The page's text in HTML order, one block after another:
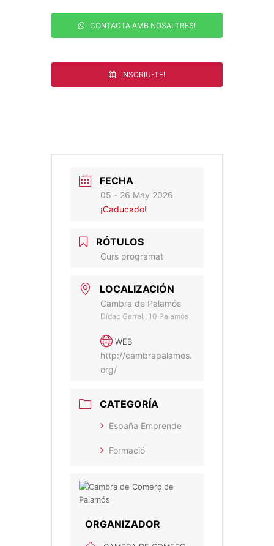
CONTACTA AMB NOSALTRES!
INSCRIU-TE!
FECHA
05 - 26 May 2026
¡Caducado!
RÓTULOS
Curs programat
LOCALIZACIÓN
Cambra de Palamós
Dídac Garrell, 10 Palamós
WEB
http://cambrapalamos.
org/
CATEGORÍA
España Emprende
Formació
ORGANIZADOR